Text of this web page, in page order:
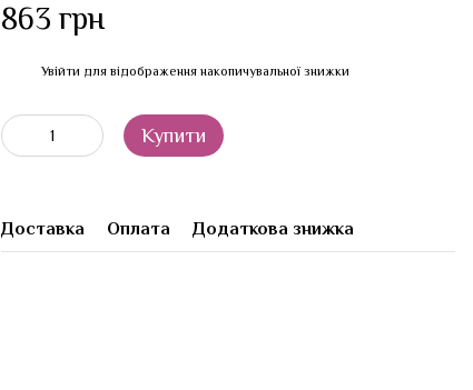
863 грн
Увійти для відображення накопичувальної знижки
Купити
Доставка Оплата Додаткова знижка